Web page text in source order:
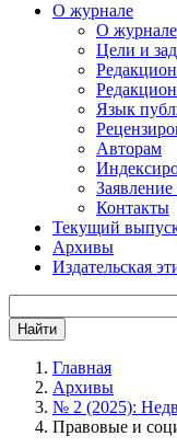
О журнале
О журнале
Цели и
Язык
Авторам
Контакты
Текущий
Архивы
Издательская
Найти
Главная
Архивы
№ 2 (2025):
Правовые и